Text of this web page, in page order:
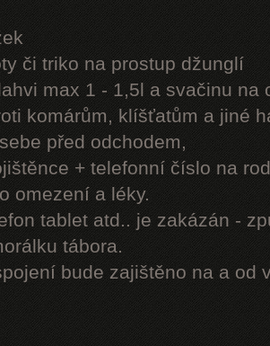
či triko na prostup džunglí
max 1 - 1,5l a svačinu na
komárům, klíšťatům a jiné
před odchodem,
+ telefonní číslo na
omezení a léky.
tablet atd.. je zakázán -
tábora.
bude zajištěno na a od